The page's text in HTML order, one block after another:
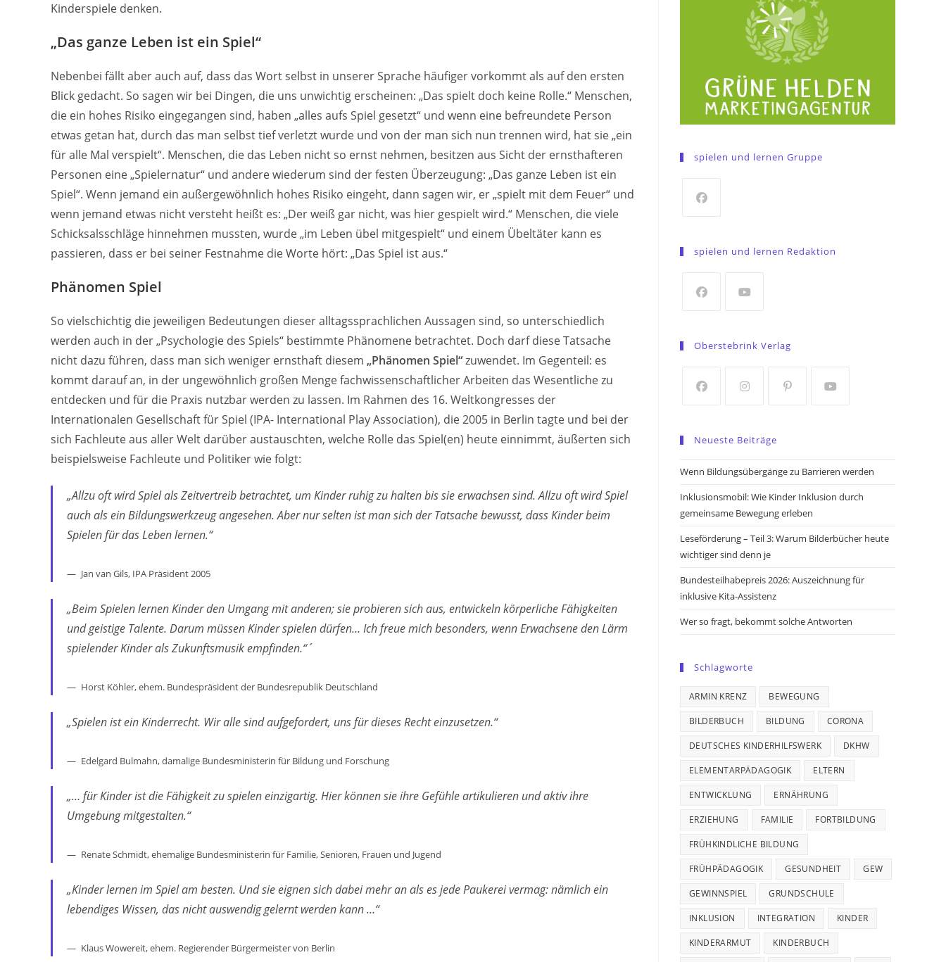
Kinderspiele denken.
„Das ganze Leben ist ein Spiel“
Nebenbei fällt aber auch auf, dass das Wort selbst in unserer Sprache häufiger vorkommt als auf den ersten
Blick gedacht. So sagen wir bei Dingen, die uns unwichtig erscheinen: „Das spielt doch keine Rolle.“ Menschen,
die ein hohes Risiko eingegangen sind, haben „alles aufs Spiel gesetzt“ und wenn eine befreundete Person
etwas getan hat, durch das man selbst tief verletzt wurde und von der man sich nun trennen wird, hat sie „ein
für alle Mal verspielt“. Menschen, die das Leben nicht so ernst nehmen, besitzen aus Sicht der ernsthafteren
Personen eine „Spielernatur“ und andere wiederum sind der festen Überzeugung: „Das ganze Leben ist ein
Spiel“. Wenn jemand ein außergewöhnlich hohes Risiko eingeht, dann sagen wir, er „spielt mit dem Feuer“ und
wenn jemand etwas nicht versteht heißt es: „Der weiß gar nicht, was hier gespielt wird.“ Menschen, die viele
Schicksalsschläge hinnehmen mussten, wurde „im Leben übel mitgespielt“ und einem Übeltäter kann es
passieren, dass er bei seiner Festnahme die Worte hört: „Das Spiel ist aus.“
Phänomen Spiel
So vielschichtig die jeweiligen Bedeutungen dieser alltagssprachlichen Aussagen sind, so unterschiedlich
werden auch in der „Psychologie des Spiels“ bestimmte Phänomene betrachtet. Doch darf diese Tatsache
nicht dazu führen, dass man sich weniger ernsthaft diesem „Phänomen Spiel“zuwendet. Im Gegenteil: es
kommt darauf an, in der ungewöhnlich großen Menge fachwissenschaftlicher Arbeiten das Wesentliche zu
entdecken und für die Praxis nutzbar werden zu lassen. Im Rahmen des 16. Weltkongresses der
Internationalen Gesellschaft für Spiel (IPA- International Play Association), die 2005 in Berlin tagte und bei der
sich Fachleute aus aller Welt darüber austauschten, welche Rolle das Spiel(en) heute einnimmt, äußerten sich
beispielsweise Fachleute und Politiker wie folgt:
„Allzu oft wird Spiel als Zeitvertreib betrachtet, um Kinder ruhig zu halten bis sie erwachsen sind. Allzu oft wird Spiel
auch als ein Bildungswerkzeug angesehen. Aber nur selten ist man sich der Tatsache bewusst, dass Kinder beim
Spielen für das Leben lernen.“
Jan van Gils, IPA Präsident 2005
„Beim Spielen lernen Kinder den Umgang mit anderen; sie probieren sich aus, entwickeln körperliche Fähigkeiten
und geistige Talente. Darum müssen Kinder spielen dürfen… Ich freue mich besonders, wenn Erwachsene den Lärm
spielender Kinder als Zukunftsmusik empfinden.“´
Horst Köhler, ehem. Bundespräsident der Bundesrepublik Deutschland
„Spielen ist ein Kinderrecht. Wir alle sind aufgefordert, uns für dieses Recht einzusetzen.“
Edelgard Bulmahn, damalige Bundesministerin für Bildung und Forschung
„… für Kinder ist die Fähigkeit zu spielen einzigartig. Hier können sie ihre Gefühle artikulieren und aktiv ihre
Umgebung mitgestalten.“
Renate Schmidt, ehemalige Bundesministerin für Familie, Senioren, Frauen und Jugend
„Kinder lernen im Spiel am besten. Und sie eignen sich dabei mehr an als es jede Paukerei vermag: nämlich ein
lebendiges Wissen, das nicht auswendig gelernt werden kann …“
Klaus Wowereit, ehem. Regierender Bürgermeister von Berlin
spielen und lernen Gruppe
a
tab
spielen und lernen Redaktion
a
tab
Oberstebrink Verlag
a
new
a
new
new
Neueste Beiträge
Wenn Bildungsübergänge zu Barrieren werden
Inklusionsmobil: Wie Kinder Inklusion durch
gemeinsame Bewegung erleben
Leseförderung – Teil 3: Warum Bilderbücher heute
wichtiger sind denn je
Bundesteilhabepreis 2026: Auszeichnung für
inklusive Kita-Assistenz
Wer so fragt, bekommt solche Antworten
Schlagworte
ARMIN KRENZ BEWEGUNG
BILDERBUCH BILDUNG CORONA
DEUTSCHES KINDERHILFSWERK DKHW
ELEMENTARPÄDAGOGIK ELTERN
ENTWICKLUNG ERNÄHRUNG
ERZIEHUNG FAMILIE FORTBILDUNG
FRÜHKINDLICHE BILDUNG
FRÜHPÄDAGOGIK GESUNDHEIT GEW
GEWINNSPIEL GRUNDSCHULE
INKLUSION INTEGRATION KINDER
KINDERARMUT KINDERBUCH